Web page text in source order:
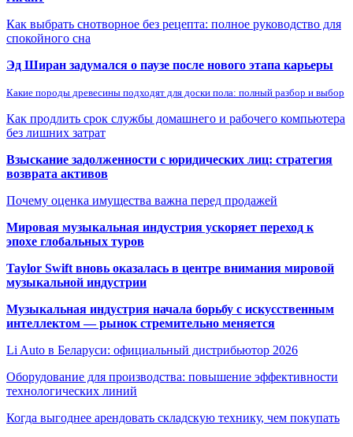
Как выбрать снотворное без рецепта: полное руководство для
спокойного сна
Эд Ширан задумался о паузе после нового этапа карьеры
Какие породы древесины подходят для доски пола: полный разбор и выбор
Как продлить срок службы домашнего и рабочего компьютера
без лишних затрат
Взыскание задолженности с юридических лиц: стратегия
возврата активов
Почему оценка имущества важна перед продажей
Мировая музыкальная индустрия ускоряет переход к
эпохе глобальных туров
Taylor Swift вновь оказалась в центре внимания мировой
музыкальной индустрии
Музыкальная индустрия начала борьбу с искусственным
интеллектом — рынок стремительно меняется
Li Auto в Беларуси: официальный дистрибьютор 2026
Оборудование для производства: повышение эффективности
технологических линий
Когда выгоднее арендовать складскую технику, чем покупать